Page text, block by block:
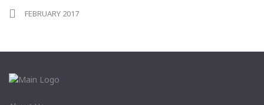
FEBRUARY 2017